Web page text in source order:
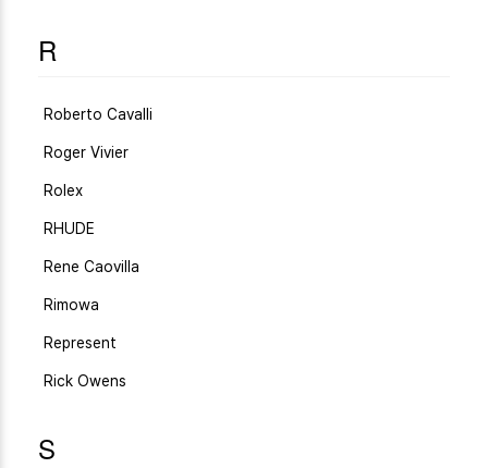
R
Roberto Cavalli
Roger Vivier
Rolex
RHUDE
Rene Caovilla
Rimowa
Represent
Rick Owens
S